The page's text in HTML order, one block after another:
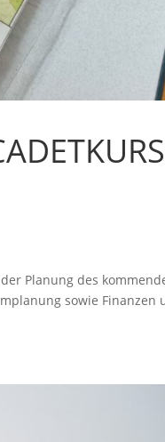
Planung des
sowie Finanzen